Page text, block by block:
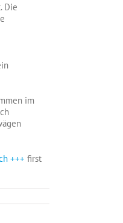
Die
im
+++ first